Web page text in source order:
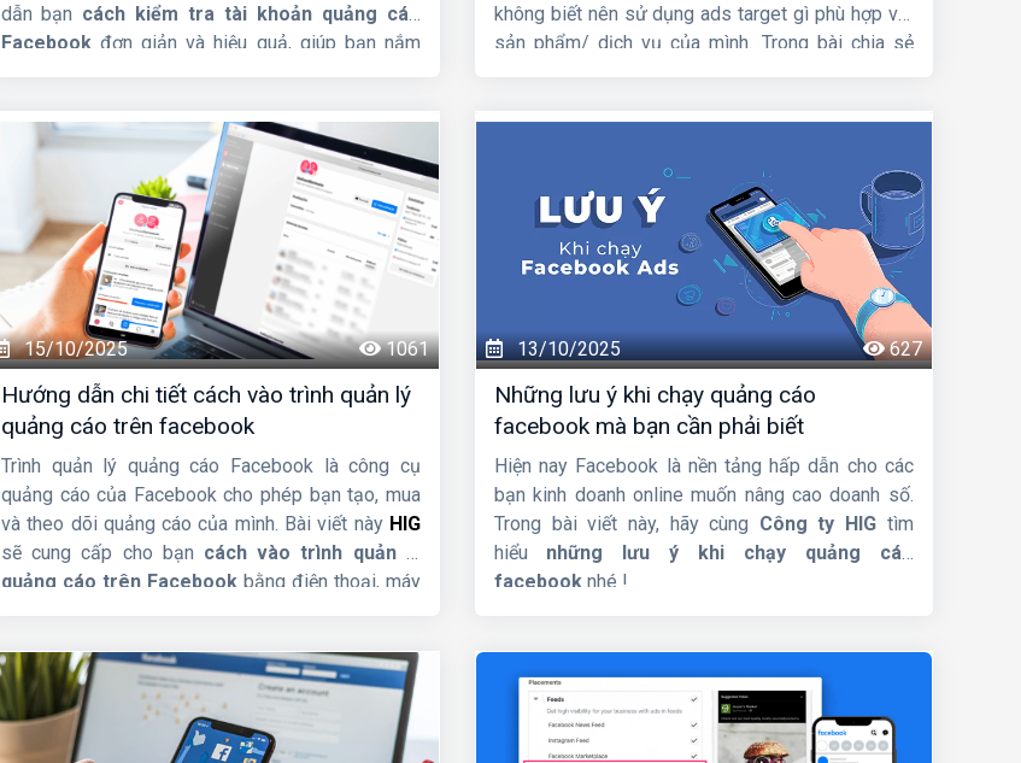
dẫn bạn cách kiểm tra tài khoản quảng cáo
Facebookđơn giản và hiệu quả, giúp bạn nắm
không biết nên sử dụng ads target gì phù hợp với
sản phẩm/ dịch vụ của mình. Trong bài chia sẻ
cùng theo dõi nhá.
15/10/2025 1061
Hướng dẫn chi tiết cách vào trình quản lý
quảng cáo trên facebook
Trình quản lý quảng cáo Facebook là công cụ
quảng cáo của Facebook cho phép bạn tạo, mua
và theo dõi quảng cáo của mình. Bài viết này HIG
sẽ cung cấp cho bạn cách vào trình quản lý
quảng cáo trên Facebookbằng điện thoại, máy
13/10/2025 627
Những lưu ý khi chạy quảng cáo
facebook mà bạn cần phải biết
Hiện nay Facebook là nền tảng hấp dẫn cho các
bạn kinh doanh online muốn nâng cao doanh số.
Trong bài viết này, hãy cùng Công ty HIGtìm
hiểu những lưu ý khi chạy quảng cáo
facebook nhé !